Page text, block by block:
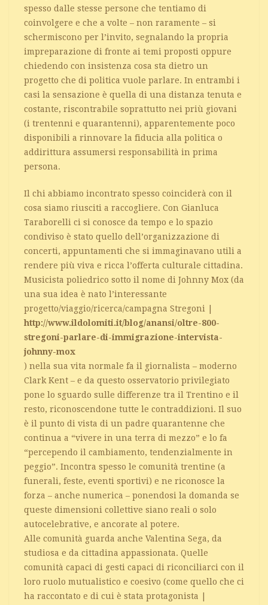
spesso dalle stesse persone che tentiamo di
coinvolgere e che a volte – non raramente – si
schermiscono per l’invito, segnalando la propria
impreparazione di fronte ai temi proposti oppure
chiedendo con insistenza cosa sta dietro un
progetto che di politica vuole parlare. In entrambi i
casi la sensazione è quella di una distanza tenuta e
costante, riscontrabile soprattutto nei priù giovani
(i trentenni e quarantenni), apparentemente poco
disponibili a rinnovare la fiducia alla politica o
addirittura assumersi responsabilità in prima
persona.
Il chi abbiamo incontrato spesso coinciderà con il
cosa siamo riusciti a raccogliere. Con Gianluca
Taraborelli ci si conosce da tempo e lo spazio
condiviso è stato quello dell’organizzazione di
concerti, appuntamenti che si immaginavano utili a
rendere più viva e ricca l’offerta culturale cittadina.
Musicista poliedrico sotto il nome di Johnny Mox (da
una sua idea è nato l’interessante
progetto/viaggio/ricerca/campagna Stregoni |
http://www.ildolomiti.it/blog/anansi/oltre-800-
stregoni-parlare-di-immigrazione-intervista-
johnny-mox
) nella sua vita normale fa il giornalista – moderno
Clark Kent – e da questo osservatorio privilegiato
pone lo sguardo sulle differenze tra il Trentino e il
resto, riconoscendone tutte le contraddizioni. Il suo
è il punto di vista di un padre quarantenne che
continua a “vivere in una terra di mezzo” e lo fa
“percependo il cambiamento, tendenzialmente in
peggio”. Incontra spesso le comunità trentine (a
funerali, feste, eventi sportivi) e ne riconosce la
forza – anche numerica – ponendosi la domanda se
queste dimensioni collettive siano reali o solo
autocelebrative, e ancorate al potere.
Alle comunità guarda anche Valentina Sega, da
studiosa e da cittadina appassionata. Quelle
comunità capaci di gesti capaci di riconciliarci con il
loro ruolo mutualistico e coesivo (come quello che ci
ha raccontato e di cui è stata protagonista |